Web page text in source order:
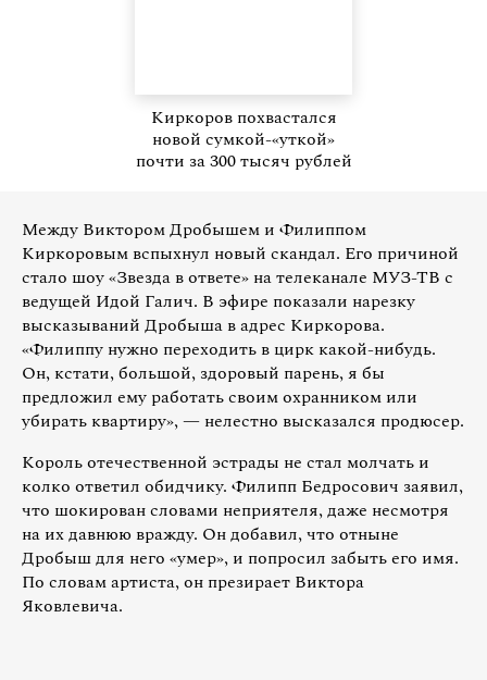
Киркоров похвастался
новой сумкой-«уткой»
почти за 300 тысяч рублей
Между Виктором Дробышем и Филиппом
Киркоровым вспыхнул новый скандал. Его причиной
стало шоу «Звезда в ответе» на телеканале МУЗ-ТВ с
ведущей Идой Галич. В эфире показали нарезку
высказываний Дробыша в адрес Киркорова.
«Филиппу нужно переходить в цирк какой-нибудь.
Он, кстати, большой, здоровый парень, я бы
предложил ему работать своим охранником или
убирать квартиру», — нелестно высказался продюсер.
Король отечественной эстрады не стал молчать и
колко ответил обидчику. Филипп Бедросович заявил,
что шокирован словами неприятеля, даже несмотря
на их давнюю вражду. Он добавил, что отныне
Дробыш для него «умер», и попросил забыть его имя.
По словам артиста, он презирает Виктора
Яковлевича.